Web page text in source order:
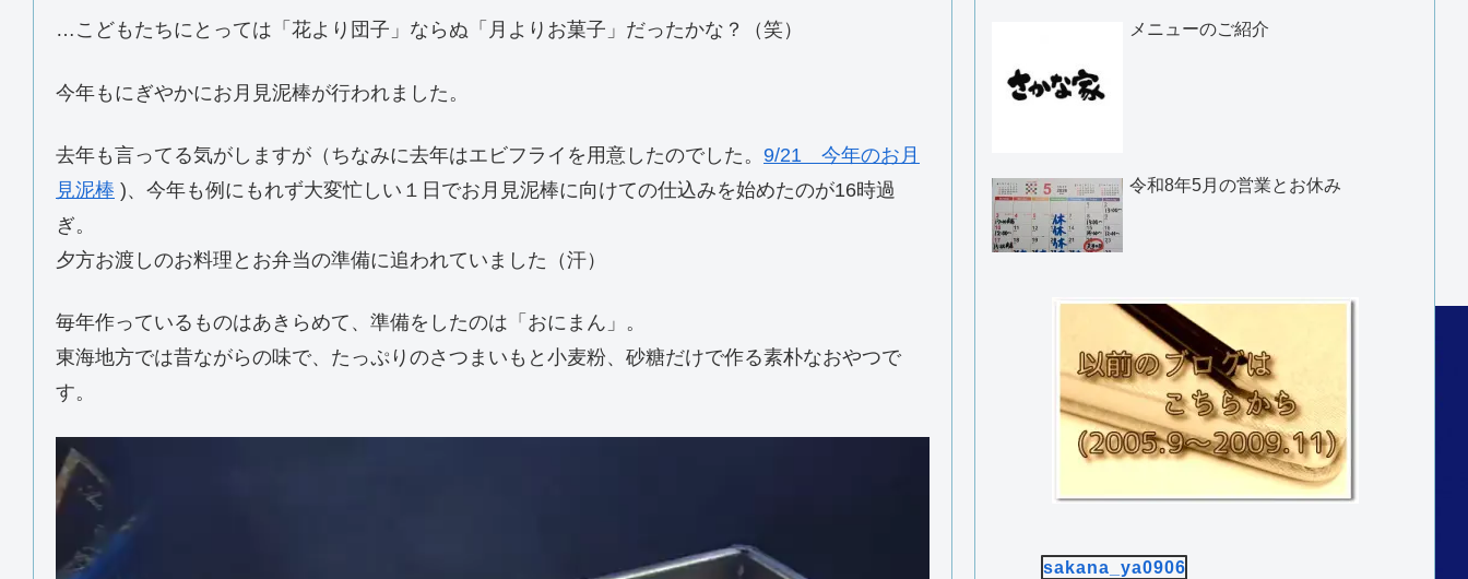
…こどもたちにとっては「花より団子」ならぬ「月よりお菓子」だったかな？（笑）
今年もにぎやかにお月見泥棒が行われました。
去年も言ってる気がしますが（ちなみに去年はエビフライを用意したのでした。 9/21 今年のお月
見泥棒 )、今年も例にもれず大変忙しい１日でお月見泥棒に向けての仕込みを始めたのが16時過
ぎ。
夕方お渡しのお料理とお弁当の準備に追われていました（汗）
毎年作っているものはあきらめて、準備をしたのは「おにまん」。
東海地方では昔ながらの味で、たっぷりのさつまいもと小麦粉、砂糖だけで作る素朴なおやつで
す。
メニューのご紹介
令和8年5月の営業とお休み
sakana_ya0906